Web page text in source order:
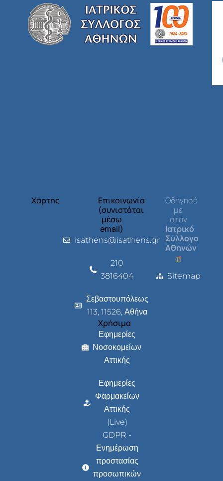
Χάρτης
Επικοινωνία
(συνιστάται
μέσω
email)
isathens@isathens.gr
210
3816404
Σεβαστουπόλεως
113, 11526, Αθήνα
Χρήσιμα
Εφημερίες
Νοσοκομείων
Αττικής
Εφημερίες
Φαρμακείων
Αττικής
(Live)
GDPR -
Ενημέρωση
προστασίας
προσωπικών
Οδήγησέ
με
στον
Ιατρικό
Σύλλογο
Αθηνών
Sitemap